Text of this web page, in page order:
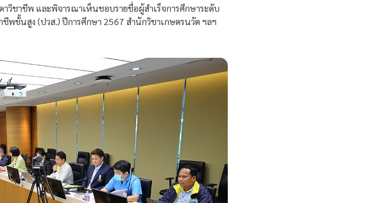
วิชาชีพ และพิจารณาเห็นชอบรายชื่อผู้สำเร็จการศึกษาระดับ
พชั้นสูง (ปวส.) ปีการศึกษา 2567 สำนักวิชาเกษตรนวัต ฯลฯ